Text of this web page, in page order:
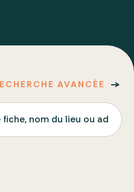
AVANCÉE
nom du lieu ou adresse